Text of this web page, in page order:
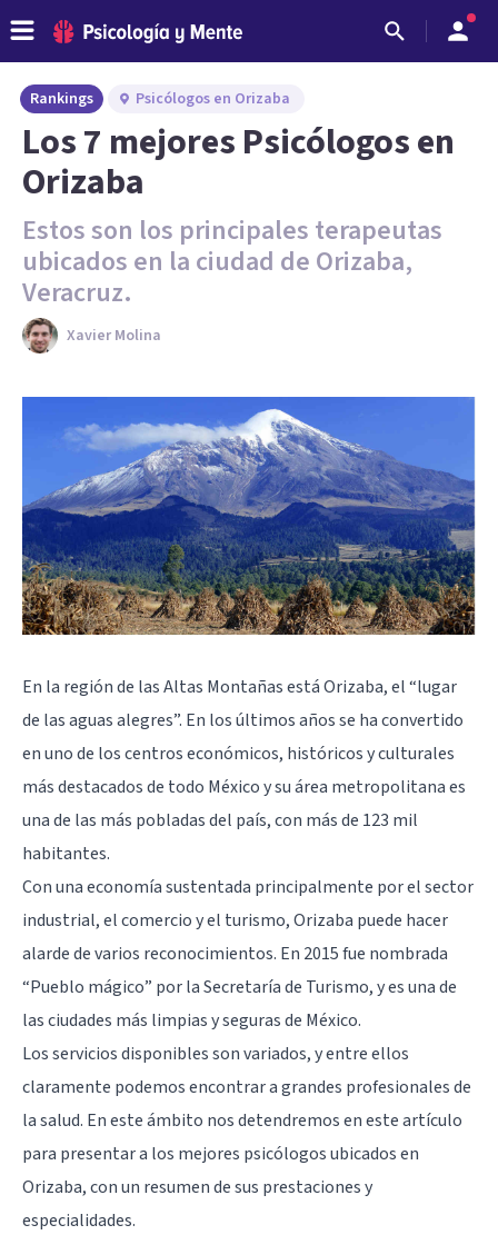
Rankings Psicólogos en Orizaba
Los 7 mejores Psicólogos en
Orizaba
Estos son los principales terapeutas
ubicados en la ciudad de Orizaba,
Veracruz.
Xavier Molina
En la región de las Altas Montañas está Orizaba, el “lugar
de las aguas alegres”. En los últimos años se ha convertido
en uno de los centros económicos, históricos y culturales
más destacados de todo México y su área metropolitana es
una de las más pobladas del país, con más de 123 mil
habitantes.
Con una economía sustentada principalmente por el sector
industrial, el comercio y el turismo, Orizaba puede hacer
alarde de varios reconocimientos. En 2015 fue nombrada
“Pueblo mágico” por la Secretaría de Turismo, y es una de
las ciudades más limpias y seguras de México.
Los servicios disponibles son variados, y entre ellos
claramente podemos encontrar a grandes profesionales de
la salud. En este ámbito nos detendremos en este artículo
para presentar a los mejores psicólogos ubicados en
Orizaba, con un resumen de sus prestaciones y
especialidades.